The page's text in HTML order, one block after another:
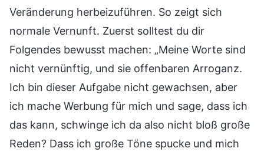
Veränderung herbeizuführen. So zeigt sich
normale Vernunft. Zuerst solltest du dir
Folgendes bewusst machen: „Meine Worte sind
nicht vernünftig, und sie offenbaren Arroganz.
Ich bin dieser Aufgabe nicht gewachsen, aber
ich mache Werbung für mich und sage, dass ich
das kann, schwinge ich da also nicht bloß große
Reden? Dass ich große Töne spucke und mich